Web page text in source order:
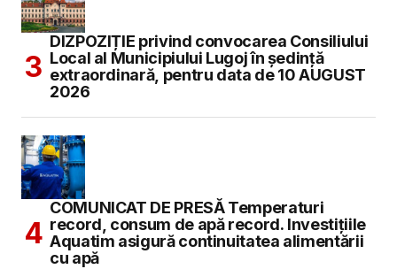
DIZPOZIȚIE privind convocarea Consiliului
Local al Municipiului Lugoj în şedinţă
extraordinară, pentru data de 10 AUGUST
2026
COMUNICAT DE PRESĂ Temperaturi
record, consum de apă record. Investițiile
Aquatim asigură continuitatea alimentării
cu apă